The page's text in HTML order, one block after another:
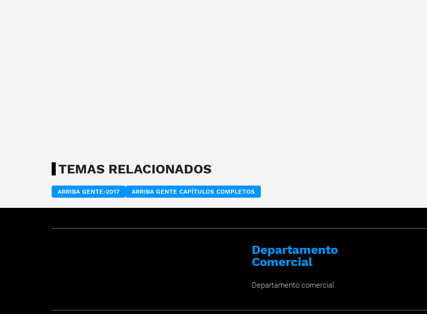
TEMAS RELACIONADOS
ARRIBA GENTE-2017 ARRIBA GENTE CAPÍTULOS COMPLETOS
Departamento
Comercial
Departamento comercial